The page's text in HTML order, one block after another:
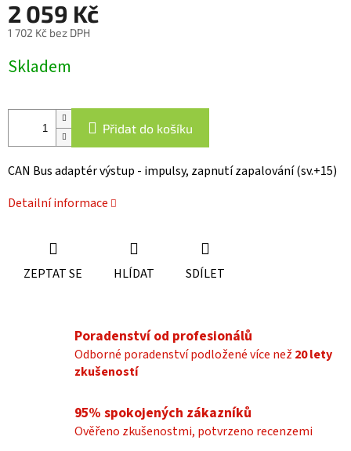
2 059 Kč
1 702 Kč bez DPH
cena:
Skladem
Přidat do košíku
CAN Bus adaptér výstup - impulsy, zapnutí zapalování (sv.+15)
Detailní informace
ZEPTAT SE HLÍDAT SDÍLET
Poradenství od profesionálů
Odborné poradenství podložené více než 20 lety
zkušeností
95% spokojených zákazníků
Ověřeno zkušenostmi, potvrzeno recenzemi